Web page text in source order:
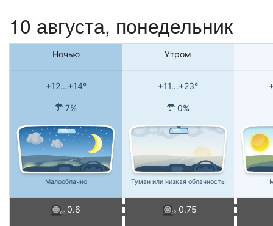
10 августа, понедельник
Ночью Утром
+12...+14° +11...+23°
7% 0%
Малооблачно Туман или низкая облачность
0.6 0.75